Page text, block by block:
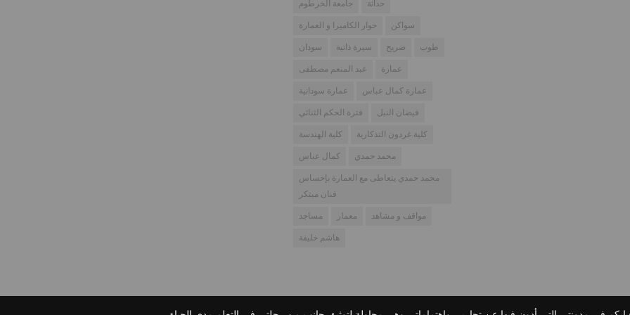
جامعة الخرطوم حداثة
حوار الكاميرا و العمارة سواكن
سودان سيرة ذاتية ضريح طوب
عبد المنعم مصطفى عمارة
عمارة سودانية عمارة كمال عباس
فترة الحكم الثنائي فيضان النيل
كلية الهندسة كلية غردون التذكارية
كمال عباس محمد حمدي
محمد حمدي يتعاطى مع العمارة بإحساس
فنان مبتكر
مساجد معمار مواقف و مشاهد
هاشم خليفة